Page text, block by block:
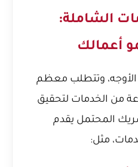
الشاملة:
أعمالك
الأوجه، وتتطلب معظم
من الخدمات لتحقيق
المحتمل يقدم
مثل: